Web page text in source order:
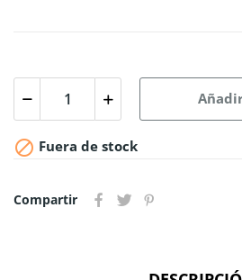
 Fuera de stock
Compartir